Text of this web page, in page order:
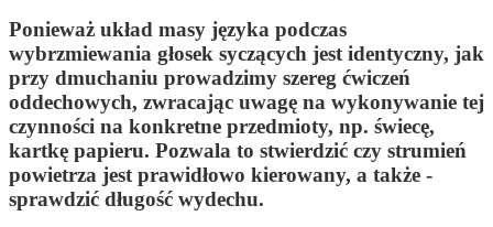
Ponieważ układ masy języka podczas
wybrzmiewania głosek syczących jest identyczny, jak
przy dmuchaniu prowadzimy szereg ćwiczeń
oddechowych, zwracając uwagę na wykonywanie tej
czynności na konkretne przedmioty, np. świecę,
kartkę papieru. Pozwala to stwierdzić czy strumień
powietrza jest prawidłowo kierowany, a także -
sprawdzić długość wydechu.